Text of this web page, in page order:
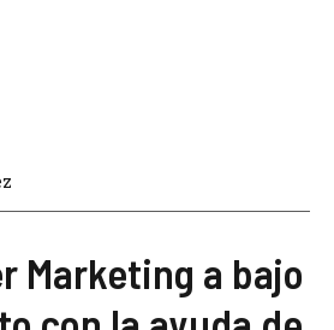
Marketing a bajo